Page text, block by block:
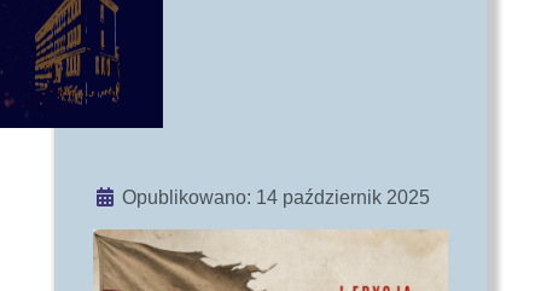
Szczegóły
Opublikowano: 14 październik 2025